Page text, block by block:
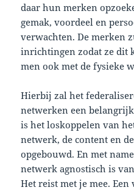
daar hun merken
gemak, voordeel en
verwachten. De merken
inrichtingen zodat ze dit
men ook met de fysieke
Hierbij zal het
netwerken een
is het loskoppelen van
netwerk, de content en
opgebouwd. En met
netwerk agnostisch is
Het reist met je mee. Een